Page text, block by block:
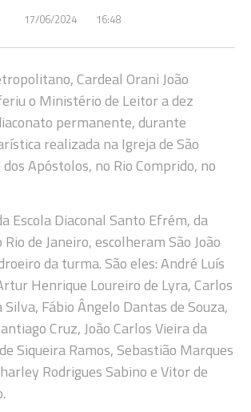
17/06/2024 16:48
Cardeal Orani João
o Ministério de Leitor a dez
permanente, durante
realizada na Igreja de São
Apóstolos, no Rio Comprido, no
Escola Diaconal Santo Efrém, da
de Janeiro, escolheram São João
da turma. São eles: André Luís
Henrique Loureiro de Lyra, Carlos
Fábio Ângelo Dantas de Souza,
Cruz, João Carlos Vieira da
Siqueira Ramos, Sebastião Marques
Rodrigues Sabino e Vitor de